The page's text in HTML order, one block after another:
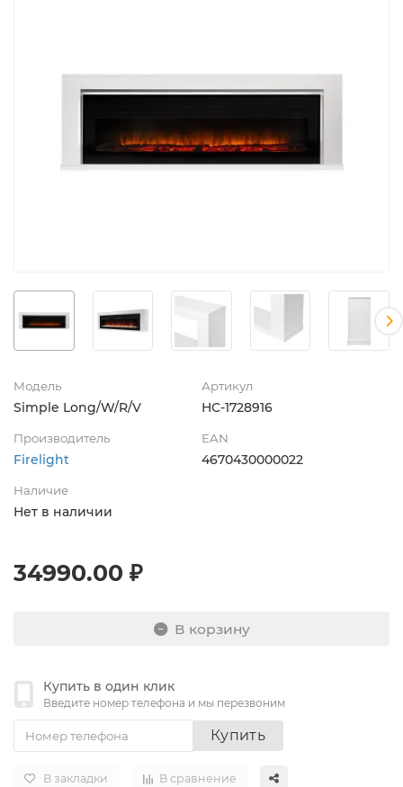
Модель
Simple Long/W/R/V
Артикул
НС-1728916
Производитель
Firelight
EAN
4670430000022
Наличие
Нет в наличии
34990.00 ₽
В корзину
Купить в один клик
Введите номер телефона и мы перезвоним
Купить
В закладки В сравнение